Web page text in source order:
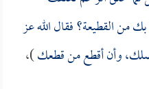
من القطيعة؟ فقال الله عز
وأن أقطع من قطعك)،